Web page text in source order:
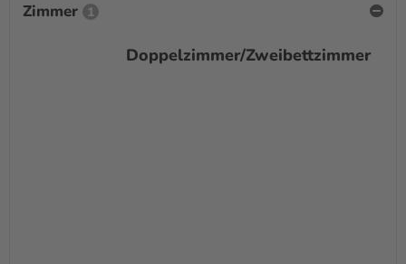
Zimmer 1
Doppelzimmer/Zweibettzimmer